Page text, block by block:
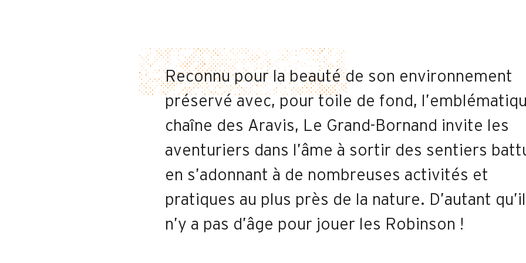
Reconnu pour la beauté de son environnement
préservé avec, pour toile de fond,
chaîne des Aravis, Le Grand-Bornand invite les
aventuriers dans l’âme à sortir des sentiers
en s’adonnant à de nombreuses activités et
pratiques au plus près de la nature. D’autant qu’il
n’y a pas d’âge pour jouer les Robinson !